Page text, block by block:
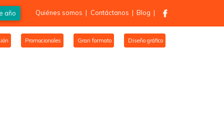
año Quiénes somos | Contáctanos | Blog |
Promocionales Gran formato Diseño gráfico